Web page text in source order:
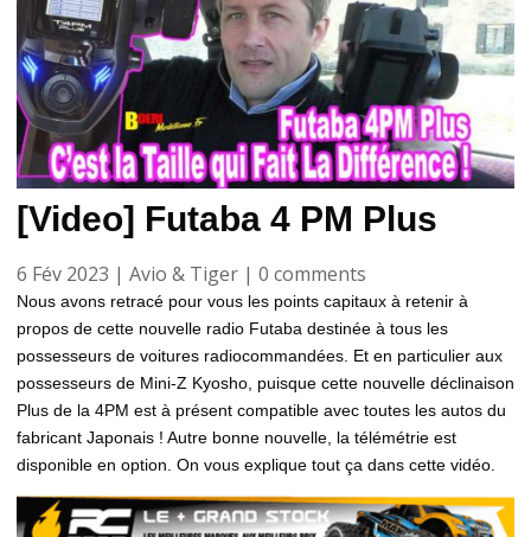
[Video] Futaba 4 PM Plus
6 Fév 2023 | Avio & Tiger | 0 comments
Nous avons retracé pour vous les points capitaux à retenir à
propos de cette nouvelle radio Futaba destinée à tous les
possesseurs de voitures radiocommandées. Et en particulier aux
possesseurs de Mini-Z Kyosho, puisque cette nouvelle déclinaison
Plus de la 4PM est à présent compatible avec toutes les autos du
fabricant Japonais ! Autre bonne nouvelle, la télémétrie est
disponible en option. On vous explique tout ça dans cette vidéo.